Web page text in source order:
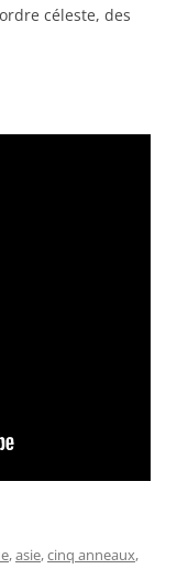
céleste, des
,asie,cinq anneaux,